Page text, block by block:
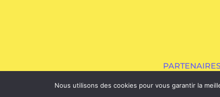
Nous utilisons des cookies pour vous garantir la